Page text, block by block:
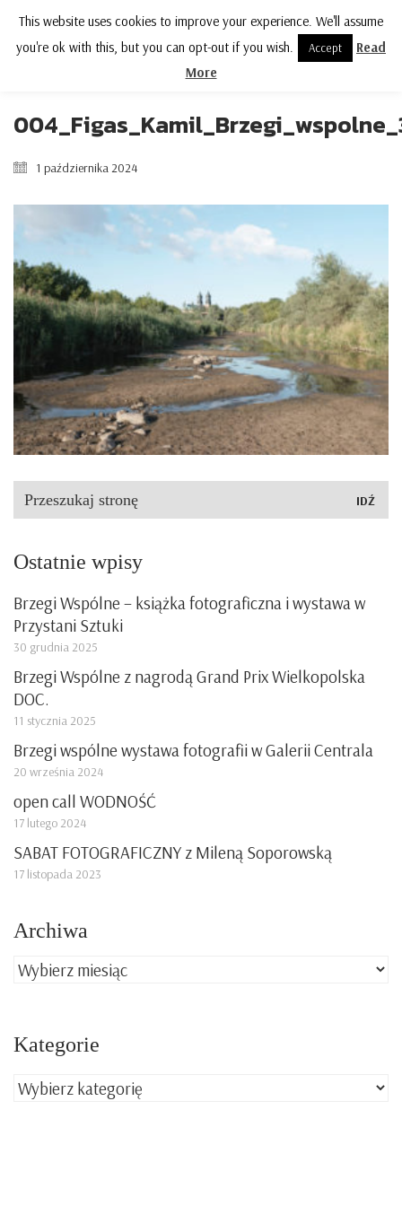
MENU
1 października 2024
Szukaj:
Ostatnie wpisy
Brzegi Wspólne – książka fotograficzna i wystawa w
Przystani Sztuki
30 grudnia 2025
Brzegi Wspólne z nagrodą Grand Prix Wielkopolska
DOC.
11 stycznia 2025
Brzegi wspólne wystawa fotografii w Galerii Centrala
20 września 2024
open call WODNOŚĆ
17 lutego 2024
SABAT FOTOGRAFICZNY z Mileną Soporowską
17 listopada 2023
Archiwa
Archiwa
Kategorie
Kategorie
This website uses cookies to improve your experience. We'll assume
you're ok with this, but you can opt-out if you wish.
Accept
Read
More